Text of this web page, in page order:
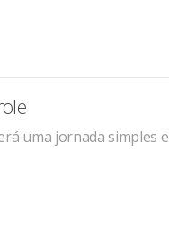
uma jornada simples